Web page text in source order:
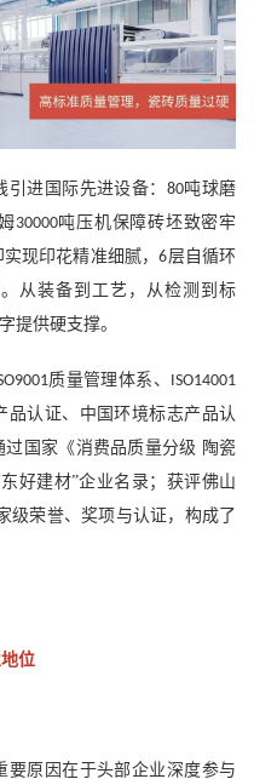
进国际先进设备： 80吨球磨
30000吨压机保障砖坯致密牢
现印花精准细腻，6层自循环
从装备到工艺，从检测到标
提供硬支撑。
质量管理体系、 ISO14001
品认证、中国环境标志产品认
国家《消费品质量分级 陶瓷
好建材”企业名录；获评佛山
级荣誉、奖项与认证，构成了
位
要原因在于头部企业深度参与